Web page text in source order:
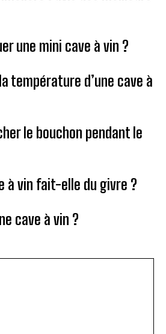
une mini cave à vin ?
température d’une cave à
le bouchon pendant le
à vin fait-elle du givre ?
cave à vin ?